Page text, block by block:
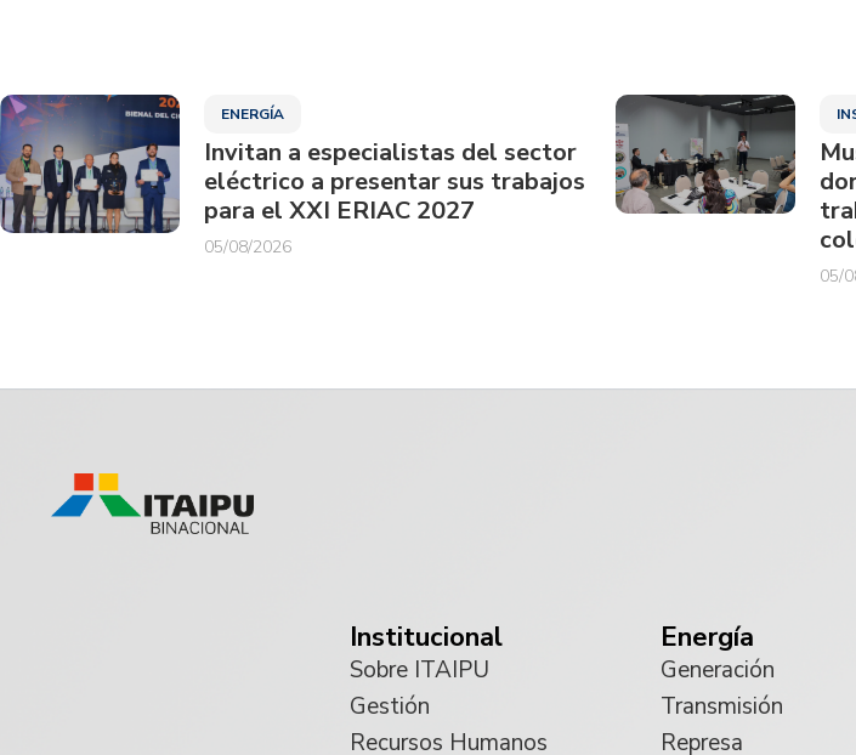
ENERGÍA
Invitan a especialistas del sector
eléctrico a presentar sus trabajos
para el XXI ERIAC 2027
05/08/2026
05/
Institucional
Sobre ITAIPU
Gestión
Recursos Humanos
Energía
Generación
Transmisión
Represa